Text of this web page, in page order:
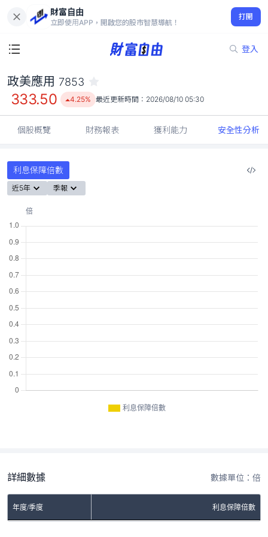
財富自由
立即使用APP，開啟您的股市智慧導航！
打開
登入
333.50
4.25%
政美應用 7853
333.50 4.25% 最近更新時間： 2026/08/10 05:30
個股概覽 財務報表 獲利能力 安全性分析
利息保障倍數
近5年 季報
利息保障倍數
詳細數據 數據單位：倍
年度/季度 利息保障倍數